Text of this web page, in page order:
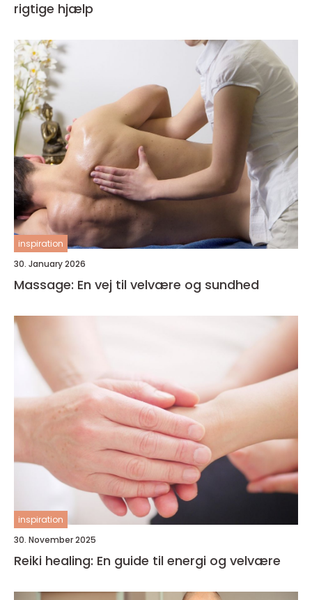
rigtige hjælp
inspiration
30. January 2026
Massage: En vej til velvære og sundhed
inspiration
30. November 2025
Reiki healing: En guide til energi og velvære